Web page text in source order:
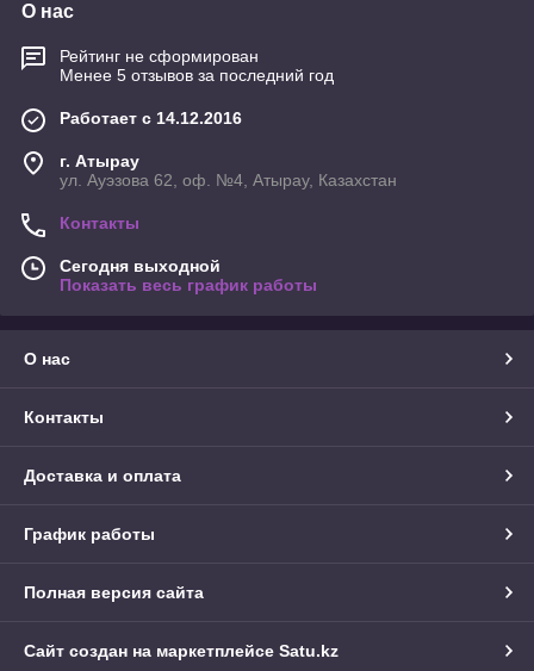
О нас
Рейтинг не сформирован
Менее 5 отзывов за последний год
Работает с 14.12.2016
г. Атырау
ул. Ауэзова 62, оф. №4, Атырау, Казахстан
Контакты
Сегодня выходной
Показать весь график работы
О нас
Контакты
Доставка и оплата
График работы
Полная версия сайта
Сайт создан на маркетплейсе Satu.kz